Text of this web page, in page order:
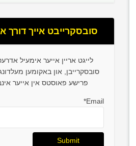
סובסקרייבט אייך דורך
לייגט אריין אייער אימעיל
סובסקרייבן, און באקומען
פרישע פאוסטס אין אייער
Email*